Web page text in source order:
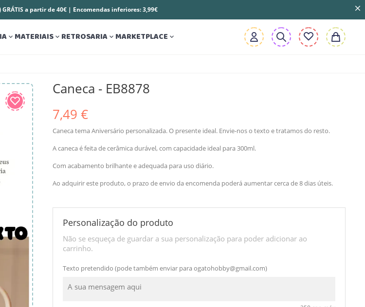
a partir de 40€ | Encomendas inferiores: 3,99€
 MATERIAIS RETROSARIA MARKETPLACE 
Caneca - EB8878
7,49 €
Caneca tema Aniversário personalizada. O presente ideal. Envie-nos o texto e tratamos do resto.
A caneca é feita de cerâmica durável, com capacidade ideal para 300ml.
Com acabamento brilhante e adequada para uso diário.
Ao adquirir este produto, o prazo de envio da encomenda poderá aumentar cerca de 8 dias úteis.
Personalização do produto
Não se esqueça de guardar a sua personalização para poder adicionar ao
carrinho.
Texto pretendido (pode também enviar para ogatohobby@gmail.com)